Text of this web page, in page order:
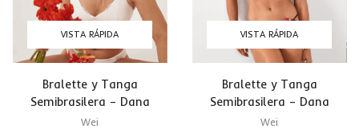
VISTA RÁPIDA
Bralette y Tanga
Semibrasilera – Dana
Blanco Hueso
Wei
VISTA RÁPIDA
Bralette y Tanga
Semibrasilera – Dana
Negro
Wei